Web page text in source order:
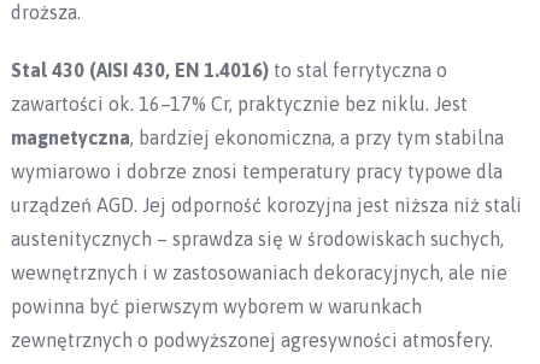
droższa.
Stal 430 (AISI 430, EN 1.4016)to stal ferrytyczna o
zawartości ok. 16–17% Cr, praktycznie bez niklu. Jest
magnetyczna, bardziej ekonomiczna, a przy tym stabilna
wymiarowo i dobrze znosi temperatury pracy typowe dla
urządzeń AGD. Jej odporność korozyjna jest niższa niż stali
austenitycznych – sprawdza się w środowiskach suchych,
wewnętrznych i w zastosowaniach dekoracyjnych, ale nie
powinna być pierwszym wyborem w warunkach
zewnętrznych o podwyższonej agresywności atmosfery.